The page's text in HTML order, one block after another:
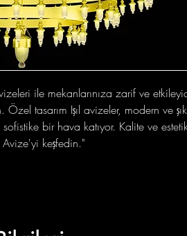
ile mekanlarınıza zarif ve
tasarım Işıl avizeler, modern ve şık
bir hava katıyor. Kalite ve
keşfedin."